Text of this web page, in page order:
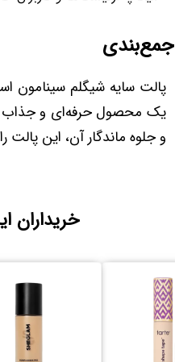
جمع‌بندی
یک محصول حرفه‌ای و جذاب
و جلوه ماندگار آن، این
خریداران